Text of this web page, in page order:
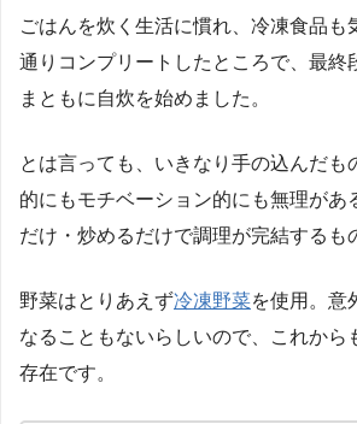
ごはんを炊く生活に慣れ、冷凍食品も
通りコンプリートしたところで、最終
まともに自炊を始めました。
とは言っても、いきなり手の込んだも
的にもモチベーション的にも無理があ
だけ・炒めるだけで調理が完結するも
野菜はとりあえず冷凍野菜を使用。意
なることもないらしいので、これから
存在です。